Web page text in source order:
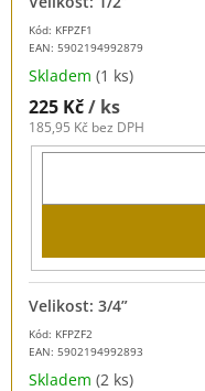
Kód: KFPZF1
EAN: 5902194992879
Skladem (1 ks)
225 Kč/ ks
185,95 Kč bez DPH
Kód: KFPZF2
EAN: 5902194992893
Velikost: 3/4”
Skladem (2 ks)